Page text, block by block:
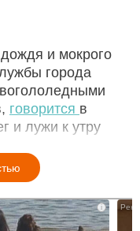
и мокрого
города
говорится в
и лужи к утру
i